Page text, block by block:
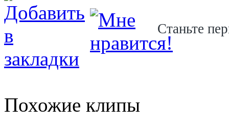
Станьте
Похожие клипы